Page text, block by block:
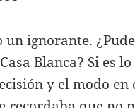
un ignorante.
Blanca? Si es
y el modo